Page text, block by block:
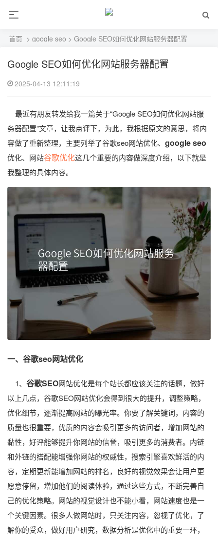
首页 > google seo > Google SEO如何优化网站服务器配置
Google SEO如何优化网站服务器配置
2025-04-13 12:11:19
最近有朋友转发给我一篇关于“Google SEO如何优化网站服
务器配置”文章，让我点评下，为此，我根据原文的意思，将内
容做了重新整理，主要列举了谷歌seo网站优化、 google seo
优化、网站谷歌优化这几个重要的内容做深度介绍，以下就是
我整理的具体内容。
一、谷歌seo网站优化
1、 谷歌SEO网站优化是每个站长都应该关注的话题，做好
以上几点，谷歌SEO网站优化会得到很大的提升，调整策略，
优化细节，逐渐提高网站的曝光率。你要了解关键词，内容的
质量也很重要，优质的内容会吸引更多的访问者，增加网站的
黏性，好评能够提升你网站的信誉，吸引更多的消费者。内链
和外链的搭配能增强你网站的权威性，搜索引擎喜欢鲜活的内
容，定期更新能增加网站的排名，良好的视觉效果会让用户更
愿意停留，增加他们的阅读体验，通过这些方式，不断完善自
己的优化策略。网站的视觉设计也不能小看，网站速度也是一
个关键因素。很多人做网站时，只关注内容，忽视了优化，了
解你的受众，做好用户研究，数据分析是优化中的重要一环，